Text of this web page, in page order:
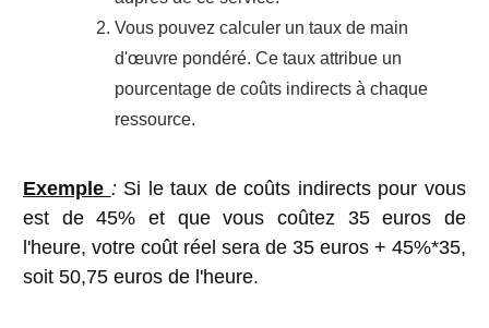
Vous pouvez calculer un taux de main
d'œuvre pondéré. Ce taux attribue un
pourcentage de coûts indirects à chaque
ressource.
Exemple :Si le taux de coûts indirects pour vous
est de 45% et que vous coûtez 35 euros de
l'heure, votre coût réel sera de 35 euros + 45%*35,
soit 50,75 euros de l'heure.